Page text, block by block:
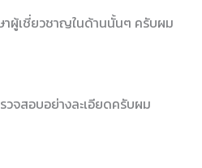
าผู้เชี่ยวชาญในด้านนั้นๆ ครับผม
วจสอบอย่างละเอียดครับผม